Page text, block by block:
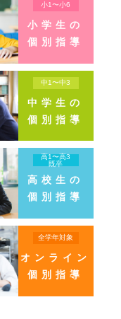
小1〜小6
小学生の
個別指導
中1〜中3
中学生の
個別指導
高1〜高3
既卒
高校生の
個別指導
全学年対象
オンライン
個別指導